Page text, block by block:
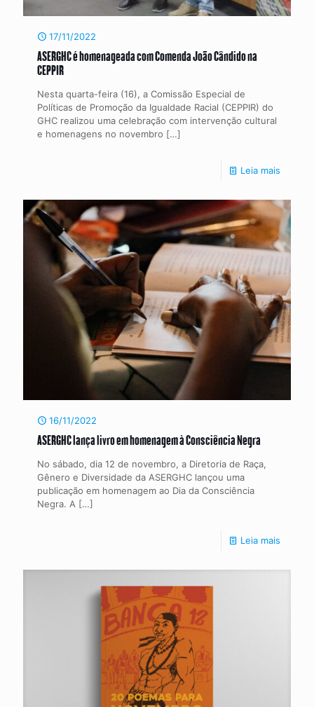
17/11/2022
ASERGHC é homenageada com Comenda João Cândido na
CEPPIR
Nesta quarta-feira (16), a Comissão Especial de
Políticas de Promoção da Igualdade Racial (CEPPIR) do
GHC realizou uma celebração com intervenção cultural
e homenagens no novembro […]
Leia mais
16/11/2022
ASERGHC lança livro em homenagem à Consciência Negra
No sábado, dia 12 de novembro, a Diretoria de Raça,
Gênero e Diversidade da ASERGHC lançou uma
publicação em homenagem ao Dia da Consciência
Negra. A […]
Leia mais